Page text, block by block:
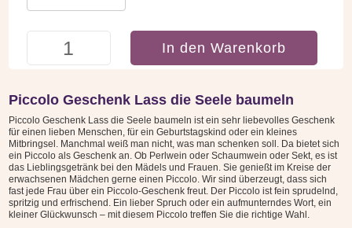
Piccolo
baumeln
Menge
In den Warenkorb
Piccolo Geschenk Lass die Seele baumeln
Piccolo Geschenk Lass die Seele baumeln ist ein sehr liebevolles Geschenk
für einen lieben Menschen, für ein Geburtstagskind oder ein kleines
Mitbringsel. Manchmal weiß man nicht, was man schenken soll. Da bietet sich
ein Piccolo als Geschenk an. Ob Perlwein oder Schaumwein oder Sekt, es ist
das Lieblingsgetränk bei den Mädels und Frauen. Sie genießt im Kreise der
erwachsenen Mädchen gerne einen Piccolo. Wir sind überzeugt, dass sich
fast jede Frau über ein Piccolo-Geschenk freut. Der Piccolo ist fein sprudelnd,
spritzig und erfrischend. Ein lieber Spruch oder ein aufmunterndes Wort, ein
kleiner Glückwunsch – mit diesem Piccolo treffen Sie die richtige Wahl.